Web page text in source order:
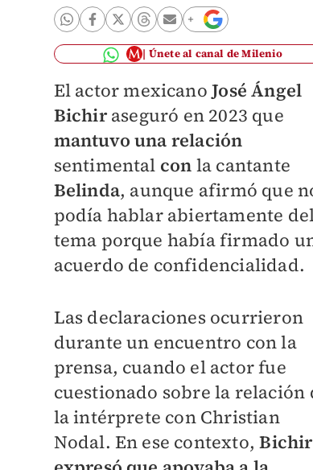
Únete al canal de Milenio
El actor mexicano José Ángel
Bichiraseguró en 2023 que
mantuvo una relación
sentimental con la cantante
Belinda, aunque afirmó que
podía hablar abiertamente
tema porque había firmado
acuerdo de confidencialidad.
Las declaraciones ocurrieron
durante un encuentro con la
prensa, cuando el actor fue
cuestionado sobre la relación
la intérprete con Christian
Nodal. En ese contexto,Bichir